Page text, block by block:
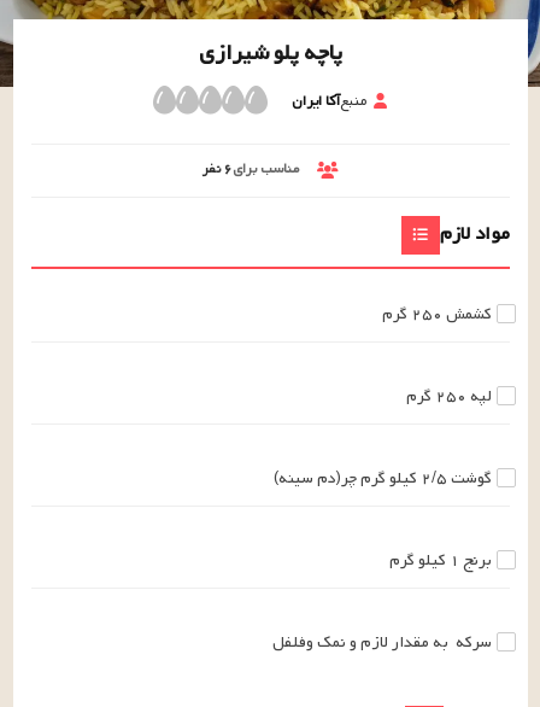
پاچه پلو شیرازی
منبعآکا ایران
مناسب برای۶نفر
مواد لازم
کشمش ۲۵۰ گرم
لپه ۲۵۰ گرم
گوشت۲/۵ کیلو گرمچر(دم سینه)
برنج ۱ کیلو گرم
سرکه به مقدار لازمو نمک وفلفل